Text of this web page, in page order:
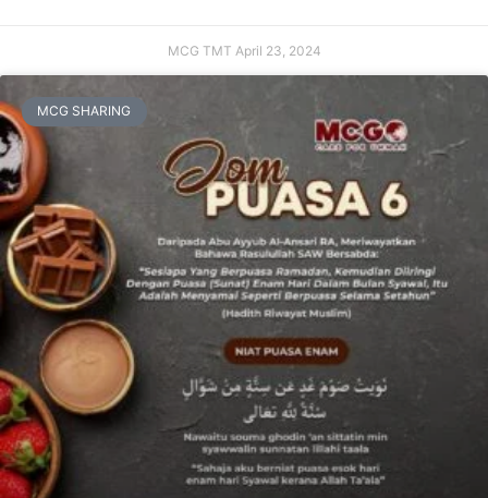
MCG TMT April 23, 2024
MCG SHARING